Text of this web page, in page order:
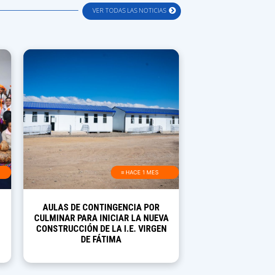
VER TODAS LAS NOTICIAS
≡ HACE 1 MES
AULAS DE CONTINGENCIA POR
CULMINAR PARA INICIAR LA NUEVA
CONSTRUCCIÓN DE LA I.E. VIRGEN
DE FÁTIMA